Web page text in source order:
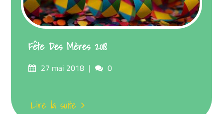
Fête Des Mères 2018
Posté27 mai 2018 commentaires
0
Lire la suite